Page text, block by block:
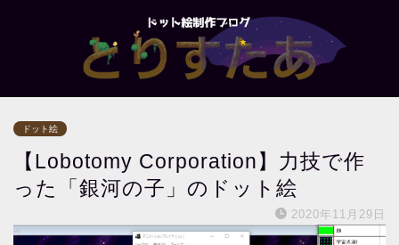
ドット絵
【Lobotomy Corporation】力技で作
った「銀河の子」のドット絵
2020年11月29日